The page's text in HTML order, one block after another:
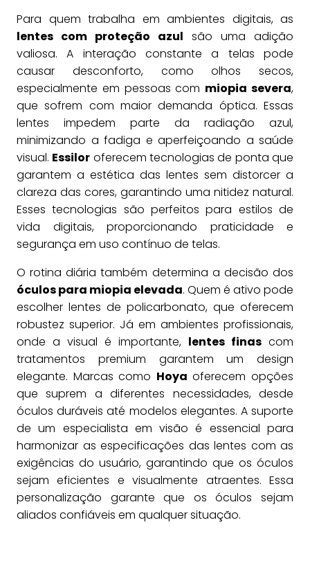
Para quem trabalha em ambientes digitais, as
lentes com proteção azul são uma adição
valiosa. A interação constante a telas pode
causar desconforto, como olhos secos,
especialmente em pessoas com miopia severa,
que sofrem com maior demanda óptica. Essas
lentes impedem parte da radiação azul,
minimizando a fadiga e aperfeiçoando a saúde
visual. Essilor oferecem tecnologias de ponta que
garantem a estética das lentes sem distorcer a
clareza das cores, garantindo uma nitidez natural.
Esses tecnologias são perfeitos para estilos de
vida digitais, proporcionando praticidade e
segurança em uso contínuo de telas.
O rotina diária também determina a decisão dos
óculos para miopia elevada. Quem é ativo pode
escolher lentes de policarbonato, que oferecem
robustez superior. Já em ambientes profissionais,
onde a visual é importante, lentes finas com
tratamentos premium garantem um design
elegante. Marcas como Hoya oferecem opções
que suprem a diferentes necessidades, desde
óculos duráveis até modelos elegantes. A suporte
de um especialista em visão é essencial para
harmonizar as especificações das lentes com as
exigências do usuário, garantindo que os óculos
sejam eficientes e visualmente atraentes. Essa
personalização garante que os óculos sejam
aliados confiáveis em qualquer situação.